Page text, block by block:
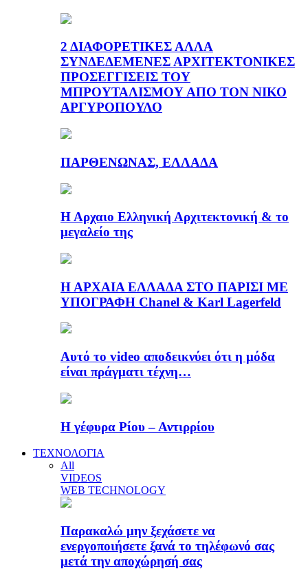
2 ΔΙΑΦΟΡΕΤΙΚΕΣ ΑΛΛΑ
ΣΥΝΔΕΔΕΜΕΝΕΣ ΑΡΧΙΤΕΚΤΟΝΙΚΕΣ
ΠΡΟΣΕΓΓΙΣΕΙΣ ΤΟΥ
ΜΠΡΟΥΤΑΛΙΣΜΟΥ ΑΠΟ ΤΟΝ ΝΙΚΟ
ΑΡΓΥΡΟΠΟΥΛΟ
ΠΑΡΘΕΝΩΝΑΣ, ΕΛΛΑΔΑ
Η Αρχαιο Ελληνική Αρχιτεκτονική & το
μεγαλείο της
Η ΑΡΧΑΙΑ ΕΛΛΑΔΑ ΣΤΟ ΠΑΡΙΣΙ ΜΕ
ΥΠΟΓΡΑΦΗ Chanel & Karl Lagerfeld
Αυτό το video αποδεικνύει ότι η μόδα
είναι πράγματι τέχνη…
Η γέφυρα Ρίου – Αντιρρίου
ΤΕΧΝΟΛΟΓΙΑ
All
VIDEOS
WEB TECHNOLOGY
Παρακαλώ μην ξεχάσετε να
ενεργοποιήσετε ξανά το τηλέφωνό σας
μετά την αποχώρησή σας